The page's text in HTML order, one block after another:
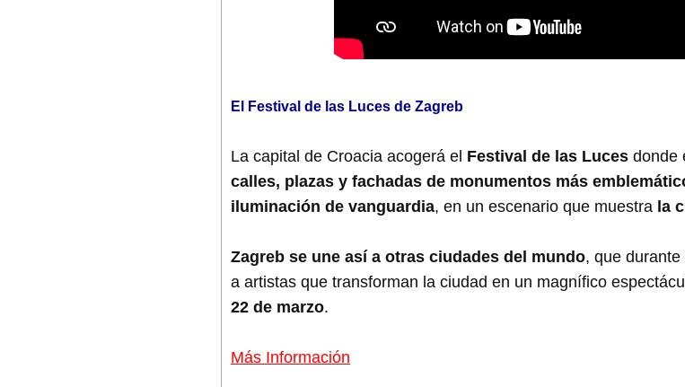
El Festival de las Luces de Zagreb
La capital de Croacia acogerá el Festival de las Luces donde
calles, plazas y fachadas de monumentos más
iluminación de vanguardia, en un escenario que muestra la
Zagreb se une así a otras ciudades del mundo, que
a artistas que transforman la ciudad en un magnífico
22 de marzo.
Más Información